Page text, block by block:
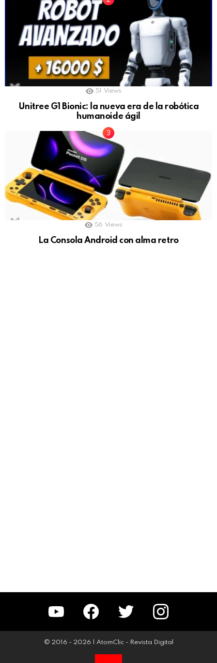
51 Views
Unitree G1 Bionic: la nueva era de la robótica
humanoide ágil
56 Views
La Consola Android con alma retro
YouTube Facebook Twitter Instagram
© 2016 - 2026 | AtomClic - Revista Digital